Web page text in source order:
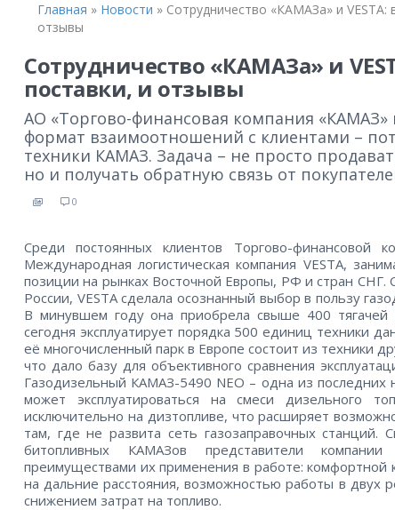
Главная » Новости » Сотрудничество «КАМАЗа» и VESTA:
отзывы
Сотрудничество «КАМАЗа» и
поставки, и отзывы
АО «Торгово-финансовая компания
формат взаимоотношений с клиентами –
техники КАМАЗ. Задача – не просто
но и получать обратную связь от
0
Среди постоянных клиентов Торгово-финансовой
Международная логистическая компания VESTA,
позиции на рынках Восточной Европы, РФ и стран СНГ.
России, VESTA сделала осознанный выбор в пользу
В минувшем году она приобрела свыше 400
сегодня эксплуатирует порядка 500 единиц техники
её многочисленный парк в Европе состоит из техники
что дало базу для объективного сравнения
Газодизельный КАМАЗ-5490 NEO – одна из последних
может эксплуатироваться на смеси дизельного
исключительно на дизтопливе, что расширяет
там, где не развита сеть газозаправочных станций.
битопливных КАМАЗов представители компании
преимуществами их применения в работе: комфортной
на дальние расстояния, возможностью работы в двух
снижением затрат на топливо.